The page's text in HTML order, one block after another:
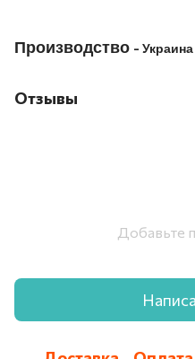
Производство -
Отзывы
Добавьте